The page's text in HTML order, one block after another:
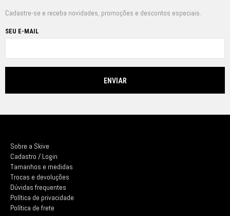
Cadastre-se e receba novidades, promoções e descontos especiais.
SEU E-MAIL
Sobre a Skive
Cadastro / Login
Tamanhos e medidas
Trocas e devoluções
Dúvidas frequentes
Política de privacidade
Política de frete